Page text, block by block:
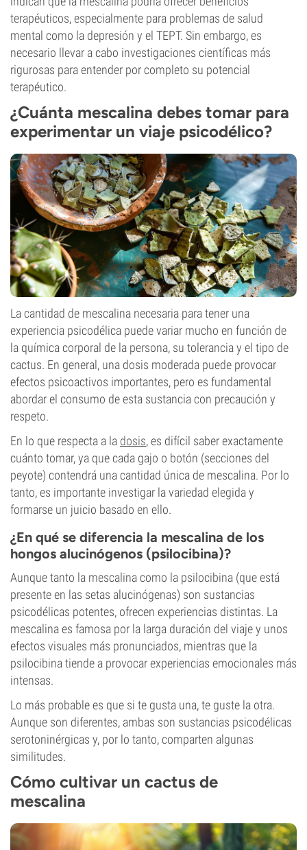
terapéuticos, especialmente para problemas de salud
mental como la depresión y el TEPT. Sin embargo, es
necesario llevar a cabo investigaciones científicas más
rigurosas para entender por completo su potencial
terapéutico.
¿Cuánta mescalina debes tomar para
experimentar un viaje psicodélico?
La cantidad de mescalina necesaria para tener una
experiencia psicodélica puede variar mucho en función de
la química corporal de la persona, su tolerancia y el tipo de
cactus. En general, una dosis moderada puede provocar
efectos psicoactivos importantes, pero es fundamental
abordar el consumo de esta sustancia con precaución y
respeto.
En lo que respecta a la dosis, es difícil saber exactamente
cuánto tomar, ya que cada gajo o botón (secciones del
peyote) contendrá una cantidad única de mescalina. Por lo
tanto, es importante investigar la variedad elegida y
formarse un juicio basado en ello.
¿En qué se diferencia la mescalina de los
hongos alucinógenos (psilocibina)?
Aunque tanto la mescalina como la psilocibina (que está
presente en las setas alucinógenas) son sustancias
psicodélicas potentes, ofrecen experiencias distintas. La
mescalina es famosa por la larga duración del viaje y unos
efectos visuales más pronunciados, mientras que la
psilocibina tiende a provocar experiencias emocionales más
intensas.
Lo más probable es que si te gusta una, te guste la otra.
Aunque son diferentes, ambas son sustancias psicodélicas
serotoninérgicas y, por lo tanto, comparten algunas
similitudes.
Cómo cultivar un cactus de
mescalina